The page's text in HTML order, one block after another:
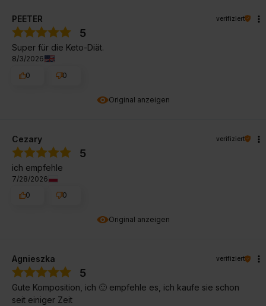
Original anzeigen
PEETER verifiziert
5
Super für die Keto-Diät.
8/3/2026
0
0
Original anzeigen
Cezary verifiziert
5
ich empfehle
7/28/2026
0
0
Agnieszka verifiziert
5
Gute Komposition, ich 🙂 empfehle es, ich kaufe sie schon
seit einiger Zeit